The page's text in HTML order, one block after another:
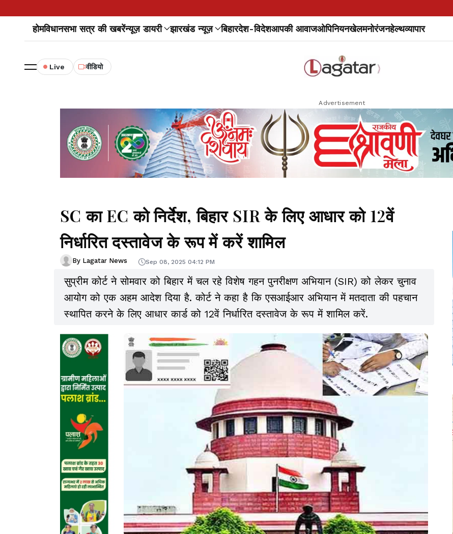
होमविधानसभा सत्र की खबरेंन्यूज़ डायरी झारखंड न्यूज़ बिहारदेश-विदेशआपकी आवाजओपिनियनखेलमनोरंजनहेल्थव्यापार
Live वीडियो
Advertisement
SC का EC को निर्देश, बिहार SIR के लिए आधार को 12वें
निर्धारित दस्तावेज के रूप में करें शामिल
By Lagatar News Sep 08, 2025 04:12 PM
सुप्रीम कोर्ट ने सोमवार को बिहार में चल रहे विशेष गहन पुनरीक्षण अभियान (SIR) को लेकर चुनाव
आयोग को एक अहम आदेश दिया है. कोर्ट ने कहा है कि एसआईआर अभियान में मतदाता की पहचान
स्थापित करने के लिए आधार कार्ड को 12वें निर्धारित दस्तावेज के रूप में शामिल करें.